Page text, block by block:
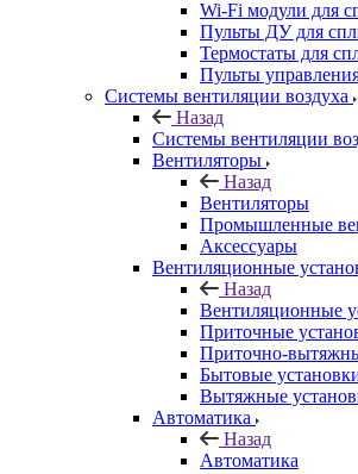
Wi-Fi модули для
Пульты ДУ для
Термостаты для
Пульты
Системы вентиляции воздуха
Назад
Системы вентиляции
Вентиляторы
Назад
Вентиляторы
Промышленные
Аксессуары
Вентиляционные
Назад
Вентиляционные
Приточные
Приточно-
Бытовые
Вытяжные
Автоматика
Назад
Автоматика